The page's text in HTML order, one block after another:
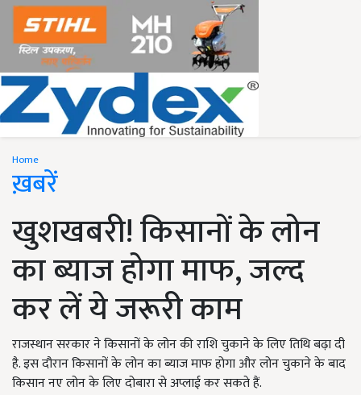
Home
ख़बरें
खुशखबरी! किसानों के लोन
का ब्याज होगा माफ, जल्द
कर लें ये जरूरी काम
राजस्थान सरकार ने किसानों के लोन की राशि चुकाने के लिए तिथि बढ़ा दी
है. इस दौरान किसानों के लोन का ब्याज माफ होगा और लोन चुकाने के बाद
किसान नए लोन के लिए दोबारा से अप्लाई कर सकते हैं.